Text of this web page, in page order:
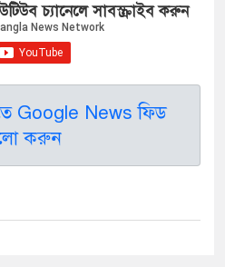
চ্যানেলে সাবস্ক্রাইব করুন
Google News ফিড
করুন